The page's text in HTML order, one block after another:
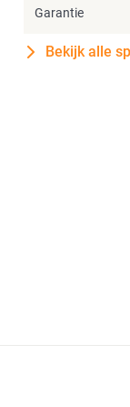
Garantie
Bekijk alle